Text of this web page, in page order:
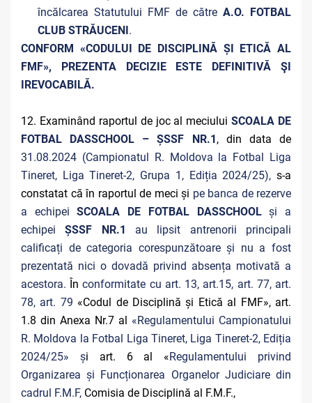
încălcarea Statutului FMF de către A.O. FOTBAL
CLUB STRĂUCENI.
CONFORM «CODULUI DE DISCIPLINĂ ȘI ETICĂ AL
FMF», PREZENTA DECIZIE ESTE DEFINITIVĂ ŞI
IREVOCABILĂ.
12. Examinând raportul de joc al meciuluiSCOALA DE
FOTBAL DASSCHOOL – ȘSSF NR.1, din data de
31.08.2024 (Campionatul R. Moldova la Fotbal Liga
Tineret, Liga Tineret-2, Grupa 1, Ediția 2024/25), s-a
constatat că în raportul de meci și pe banca de rezerve
a echipeiSCOALA DE FOTBAL DASSCHOOLși a
echipeiȘSSF NR.1 au lipsit antrenorii principali
calificați de categoria corespunzătoare și nu a fost
prezentată nici o dovadă privind absența motivată a
acestora. Înconformitate cu art. 13, art.15, art. 77, art.
78, art. 79 «Codul de Disciplină și Etică al FMF», art.
1.8 din Anexa Nr.7 al «Regulamentului Campionatului
R. Moldova la Fotbal Liga Tineret, Liga Tineret-2, Ediția
2024/25» și art. 6 al «Regulamentului privind
Organizarea și Funcționarea Organelor Judiciare din
cadrul F.M.F, Comisia de Disciplină al F.M.F.,